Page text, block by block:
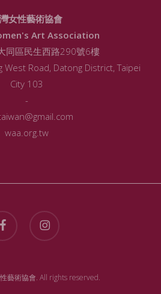
女性藝術協會
Art Association
同區民生西路290號6樓
West Road, Datong District, Taipei
City 103
-
waa.org.tw
instagram
藝術協會. All rights reserved.